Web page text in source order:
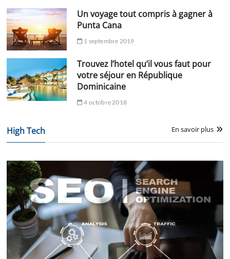
Un voyage tout compris à gagner à
Punta Cana
1 septembre 2019
Trouvez l’hotel qu’il vous faut pour
votre séjour en République
Dominicaine
4 octobre 2018
High Tech En savoir plus